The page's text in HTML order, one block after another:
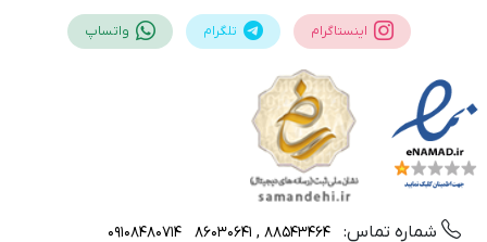
اینستاگرام تلگرام واتساپ
شماره تماس: 88543464 , 86030641
09108480714